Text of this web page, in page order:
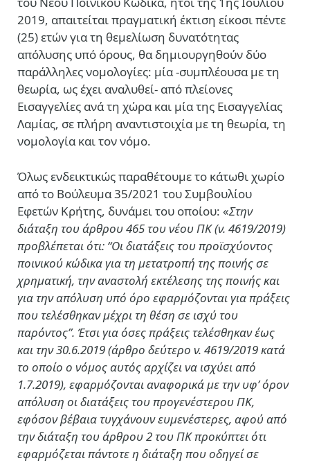
2019, απαιτείται πραγματική έκτιση είκοσι πέντε
(25) ετών για τη θεμελίωση δυνατότητας
απόλυσης υπό όρους, θα δημιουργηθούν δύο
παράλληλες νομολογίες: μία -συμπλέουσα με τη
θεωρία, ως έχει αναλυθεί- από πλείονες
Εισαγγελίες ανά τη χώρα και μία της Εισαγγελίας
Λαμίας, σε πλήρη αναντιστοιχία με τη θεωρία, τη
νομολογία και τον νόμο.
Όλως ενδεικτικώς παραθέτουμε το κάτωθι χωρίο
από το Βούλευμα 35/2021 του Συμβουλίου
Εφετών Κρήτης, δυνάμει του οποίου: «Στην
διάταξη του άρθρου 465 του νέου ΠΚ (ν. 4619/2019)
προβλέπεται ότι: “Οι διατάξεις του προϊσχύοντος
ποινικού κώδικα για τη μετατροπή της ποινής σε
χρηματική, την αναστολή εκτέλεσης της ποινής και
για την απόλυση υπό όρο εφαρμόζονται για πράξεις
που τελέσθηκαν μέχρι τη θέση σε ισχύ του
παρόντος”. Έτσι για όσες πράξεις τελέσθηκαν έως
και την 30.6.2019 (άρθρο δεύτερο ν. 4619/2019 κατά
το οποίο ο νόμος αυτός αρχίζει να ισχύει από
1.7.2019), εφαρμόζονται αναφορικά με την υφ’ όρον
απόλυση οι διατάξεις του προγενέστερου ΠΚ,
εφόσον βέβαια τυγχάνουν ευμενέστερες, αφού από
την διάταξη του άρθρου 2 του ΠΚ προκύπτει ότι
εφαρμόζεται πάντοτε η διάταξη που οδηγεί σε